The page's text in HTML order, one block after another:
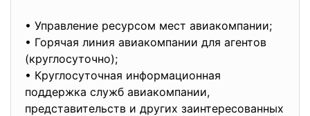
• Управление ресурсом мест авиакомпании;
• Горячая линия авиакомпании для агентов
(круглосуточно);
• Круглосуточная информационная
поддержка служб авиакомпании,
представительств и других заинтересованных